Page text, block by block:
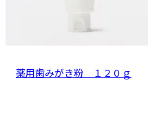
薬用歯みがき粉 １２０ｇ